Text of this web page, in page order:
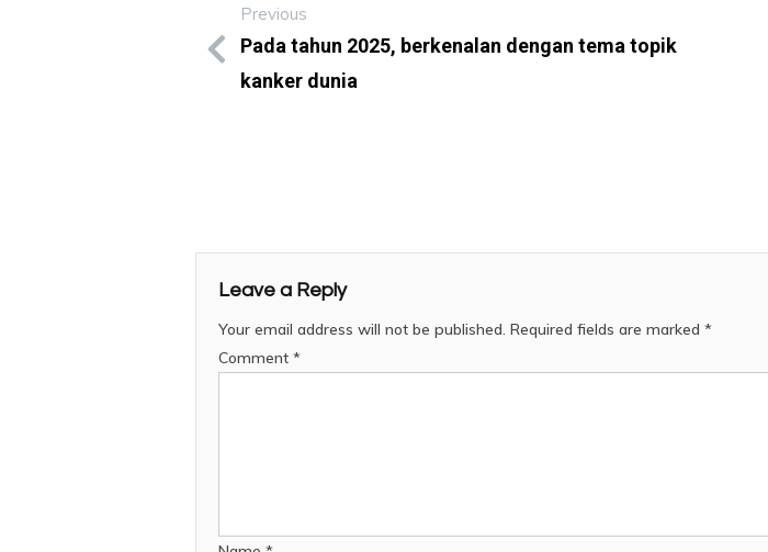
Previous
Pada tahun 2025, berkenalan dengan tema topik
kanker dunia
Leave a Reply
Your email address will not be published. Required fields are marked *
Comment *